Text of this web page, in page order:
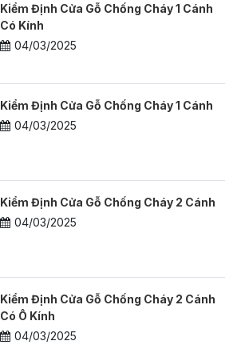
Kiểm Định Cửa Gỗ Chống Cháy 1 Cánh
Có Kính
04/03/2025
Kiểm Định Cửa Gỗ Chống Cháy 1 Cánh
04/03/2025
Kiểm Định Cửa Gỗ Chống Cháy 2 Cánh
04/03/2025
Kiểm Định Cửa Gỗ Chống Cháy 2 Cánh
Có Ô Kính
04/03/2025